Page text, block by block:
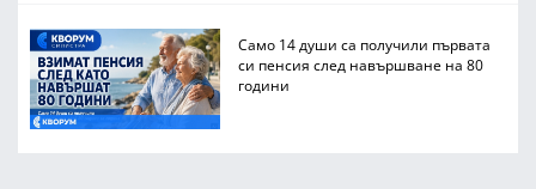
Само 14 души са получили първата
си пенсия след навършване на 80
години